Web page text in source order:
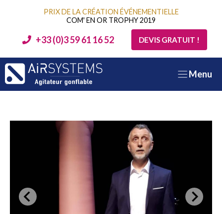
contenu
PRIX DE LA CRÉATION ÉVÉNEMENTIELLE
COM' EN OR TROPHY 2019
+33 (0)3 59 61 16 52 DEVIS GRATUIT !
Menu